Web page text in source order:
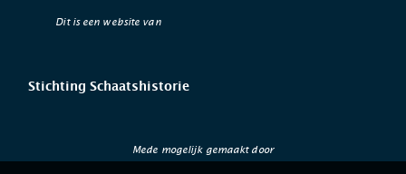
Dit is een website van
Stichting Schaatshistorie
Mede mogelijk gemaakt door